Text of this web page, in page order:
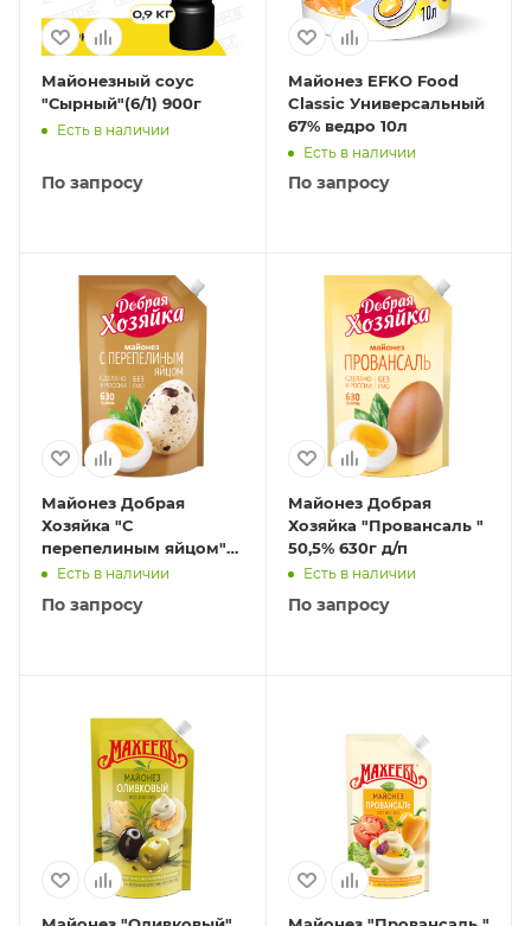
Майонезный соус
"Сырный"(6/1) 900г
Есть в наличии
По запросу
Майонез EFKO Food
Classic Универсальный
67% ведро 10л
Есть в наличии
По запросу
Майонез Добрая
Хозяйка "С
перепелиным яйцом"
50,5% 630г д/п
Есть в наличии
По запросу
Майонез Добрая
Хозяйка "Провансаль "
50,5% 630г д/п
Есть в наличии
По запросу